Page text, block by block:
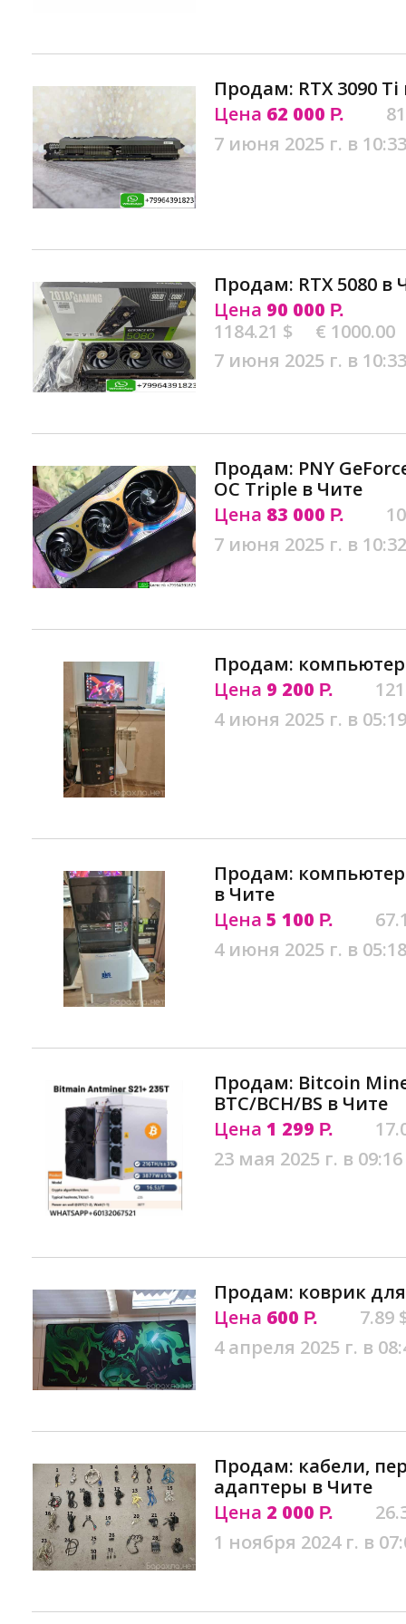
Продам: RTX 3090 Ti
Цена 62 000 Р.
7 июня 2025 г. в 10:33
Продам: RTX 5080 в
Цена 90 000 Р.
1184.21 $
€ 1000.00
7 июня 2025 г. в 10:33
Продам: PNY
OC Triple в Чите
Цена 83 000 Р.
7 июня 2025 г. в 10:32
Продам: компьютер
Цена 9 200 Р.
4 июня 2025 г. в 05:19
Продам:
в Чите
Цена 5 100 Р.
4 июня 2025 г. в 05:18
Продам: Bitcoin
BTC/BCH/BS в Чите
Цена 1 299 Р.
23 мая 2025 г. в 09:16
Продам: коврик
Цена 600 Р.
7.89
4 апреля 2025 г. в
Продам: кабели,
адаптеры в Чите
Цена 2 000 Р.
1 ноября 2024 г. в